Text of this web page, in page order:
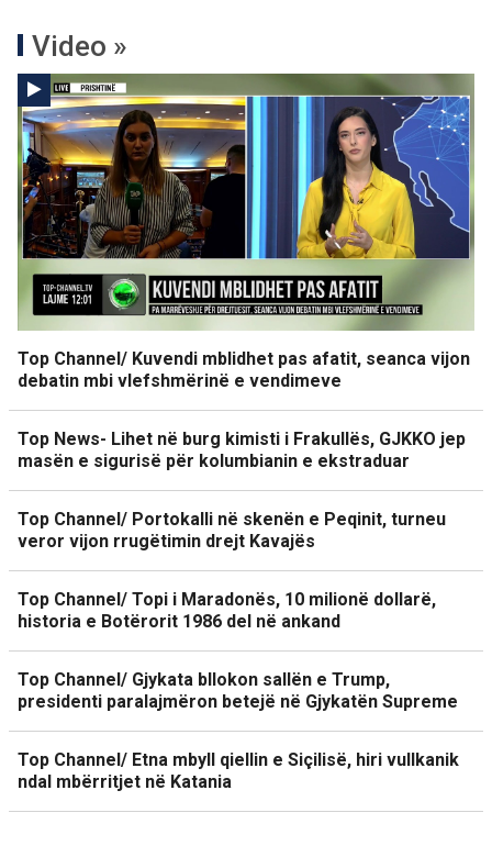
Video »
Top Channel/ Kuvendi mblidhet pas afatit, seanca vijon
debatin mbi vlefshmërinë e vendimeve
Top News- Lihet në burg kimisti i Frakullës, GJKKO jep
masën e sigurisë për kolumbianin e ekstraduar
Top Channel/ Portokalli në skenën e Peqinit, turneu
veror vijon rrugëtimin drejt Kavajës
Top Channel/ Topi i Maradonës, 10 milionë dollarë,
historia e Botërorit 1986 del në ankand
Top Channel/ Gjykata bllokon sallën e Trump,
presidenti paralajmëron betejë në Gjykatën Supreme
Top Channel/ Etna mbyll qiellin e Siçilisë, hiri vullkanik
ndal mbërritjet në Katania